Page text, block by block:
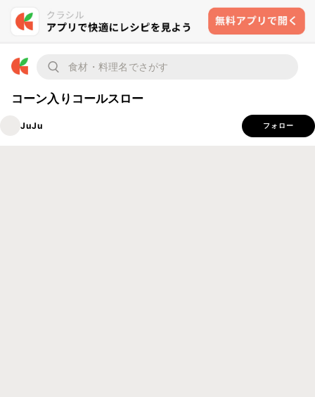
コーン入りコールスロー
JuJu フォロー